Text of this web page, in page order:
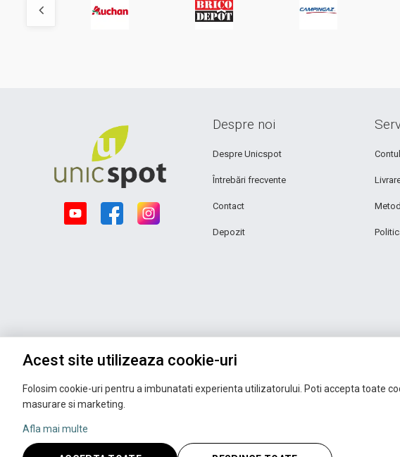
Despre noi
Despre Unicspot
Întrebări frecvente
Contact
Depozit
Acest site utilizeaza cookie-uri
Folosim cookie-uri pentru a imbunatati experienta utilizatorului. Poti accepta toate
masurare si marketing.
Afla mai multe